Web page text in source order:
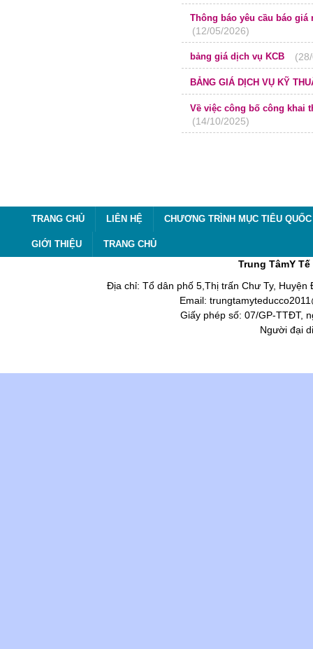
Thông báo yêu cầu báo giá
(12/05/2026)
bảng giá dịch vụ KCB
BẢNG GIÁ DỊCH VỤ KỸ
Về việc công bố công khai
(14/10/2025)
TRANG CHỦ LIÊN HỆ CHƯƠNG TRÌNH MỤC TIÊU
GIỚI THIỆU TRANG CHỦ
Trung TâmY
Địa chỉ: Tổ dân phố 5,Thị trấn Chư Ty,
Email:
Giấy phép số: 07/GP-TTĐT,
Người đại